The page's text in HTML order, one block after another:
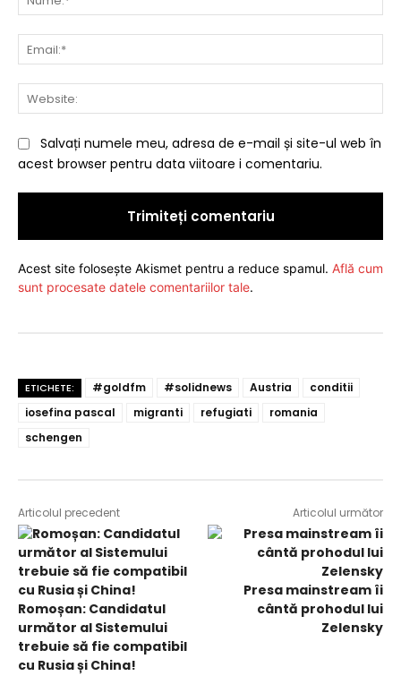
Salvați numele meu, adresa de e-mail și site-ul web în
acest browser pentru data viitoare i comentariu.
Acest site folosește Akismet pentru a reduce spamul. Află cum
sunt procesate datele comentariilor tale.
ETICHETE: #goldfm #solidnews Austria
conditii
iosefina pascal
migranti refugiati
romania
schengen
Articolul precedent
Romoșan: Candidatul
următor al Sistemului
trebuie să fie compatibil
cu Rusia și China!
Articolul următor
Presa mainstream îi
cântă prohodul lui
Zelensky